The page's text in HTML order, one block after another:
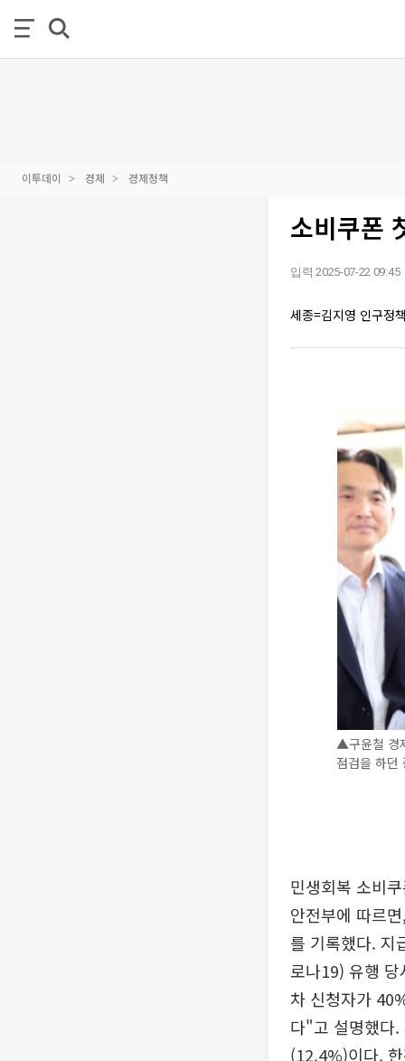
이투데이 경제 경제정책
소비쿠폰
입력 2025-07-22 09:45
세종=김지영 인구정
▲구윤철 경
점검을 하던
민생회복 소비
안전부에 따르
를 기록했다. 지
로나19) 유행
차 신청자가
다"고 설명했다
(12.4%)이다.